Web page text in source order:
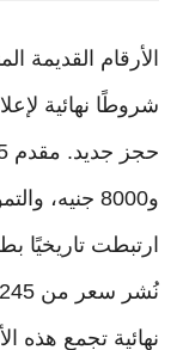
شروطًا نهائية
نهائية تجمع هذه